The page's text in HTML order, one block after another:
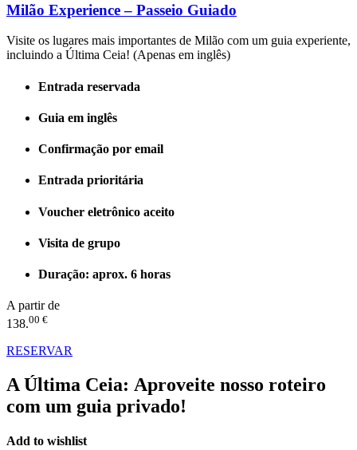
Milão Experience – Passeio Guiado
Visite os lugares mais importantes de Milão com um guia experiente,
incluindo a Última Ceia! (Apenas em inglês)
Entrada reservada
Guia em inglês
Confirmação por email
Entrada prioritária
Voucher eletrônico aceito
Visita de grupo
Duração: aprox. 6 horas
A partir de
138.00 €
RESERVAR
A Última Ceia: Aproveite nosso roteiro
com um guia privado!
Add to wishlist